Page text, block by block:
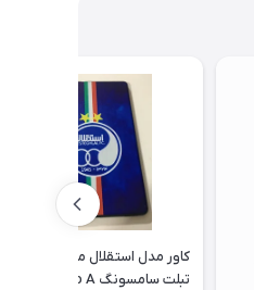
کاور مدل استقلال مناسب برای
تبلت سامسونگ Galaxy Tab A